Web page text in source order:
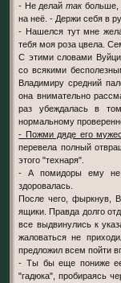
- Не делайтакбольше,
на неё. - Держи себя в
- Нашелся тут мне
тебя моя роза цвела.
С этими словами
со всякими
Владимиру средний
она внимательно
раз убеждалась в
нормальному
- Пожми дяде его
перевела полный
этого "технаря".
- А помидоры ему не
здоровалась.
После чего, фыркнув,
ящики. Правда долго
все выдвинулись к
жаловаться не
предложил всем пойти
- Ты бы еще пониже ее
"гадюка", пробираясь